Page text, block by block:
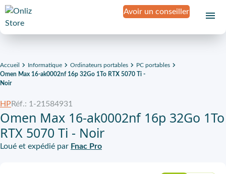
Avoir un conseiller
Accueil Informatique Ordinateurs portables
PC portables
Omen Max 16-ak0002nf 16p 32Go 1To RTX 5070 Ti -
Noir
HP Réf.: 1-21584931
Omen Max 16-ak0002nf 16p 32Go 1To
RTX 5070 Ti - Noir
Loué et expédié par Fnac Pro